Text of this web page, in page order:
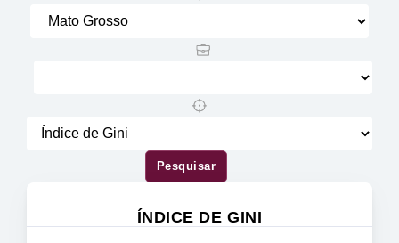
Pesquisar
ÍNDICE DE GINI